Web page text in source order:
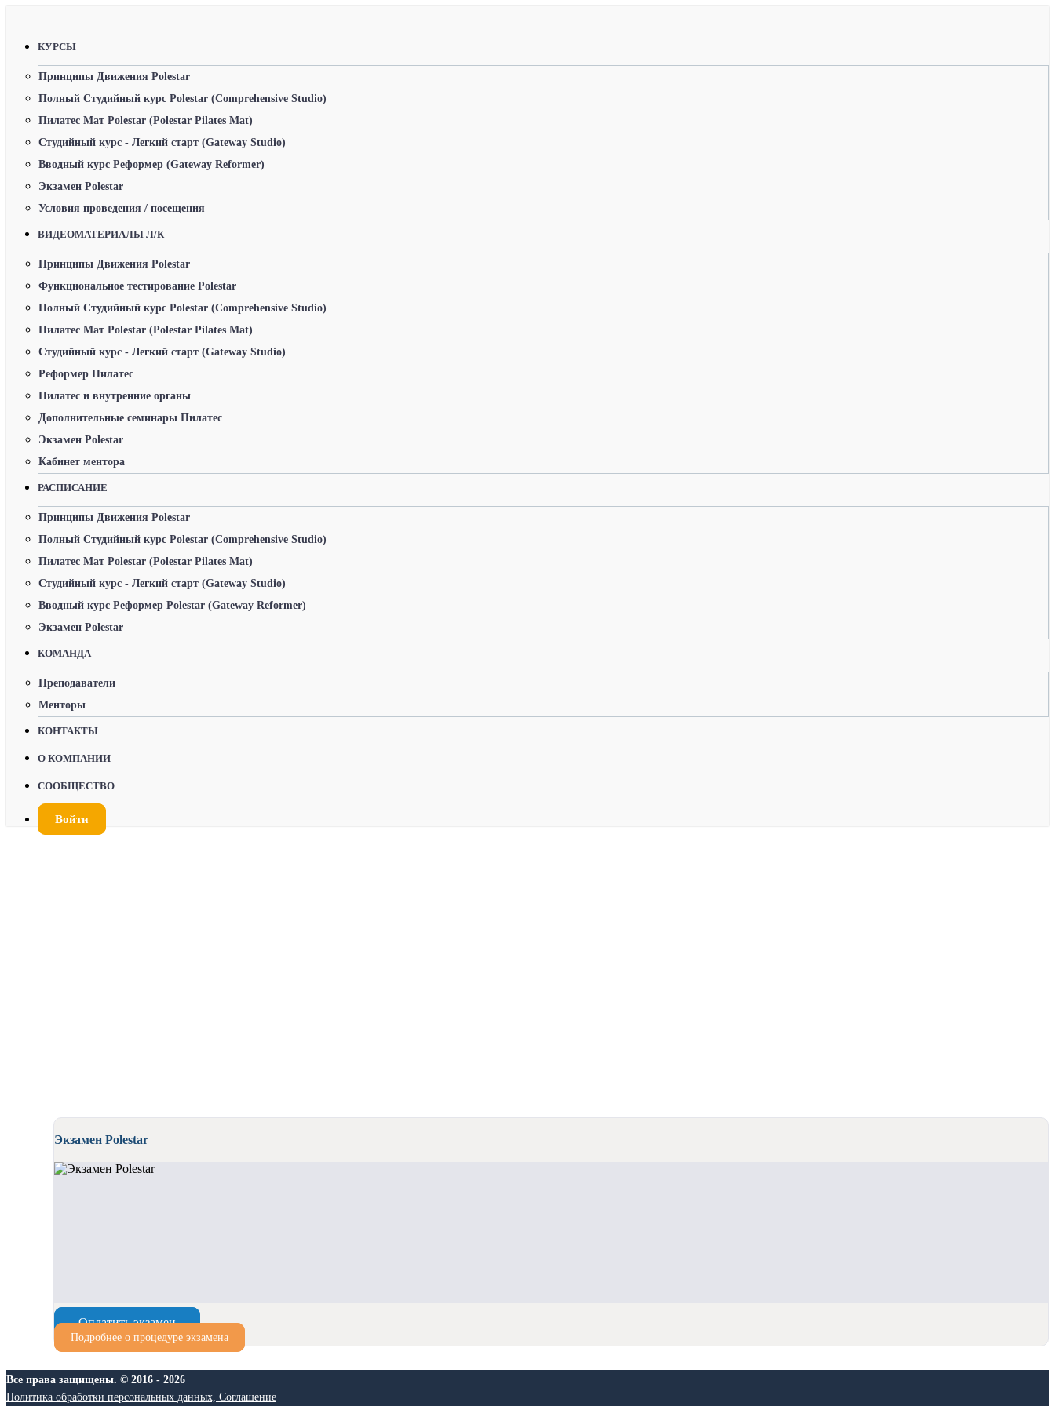
КУРСЫ
Принципы Движения Polestar
Полный Студийный курс Polestar (Comprehensive Studio)
Пилатес Мат Polestar (Polestar Pilates Mat)
Студийный курс - Легкий старт (Gateway Studio)
Вводный курс Реформер (Gateway Reformer)
Экзамен Polestar
Условия проведения / посещения
ВИДЕОМАТЕРИАЛЫ Л/К
Принципы Движения Polestar
Функциональное тестирование Polestar
Полный Студийный курс Polestar (Comprehensive Studio)
Пилатес Мат Polestar (Polestar Pilates Mat)
Студийный курс - Легкий старт (Gateway Studio)
Реформер Пилатес
Пилатес и внутренние органы
Дополнительные семинары Пилатес
Экзамен Polestar
Кабинет ментора
РАСПИСАНИЕ
Принципы Движения Polestar
Полный Студийный курс Polestar (Comprehensive Studio)
Пилатес Мат Polestar (Polestar Pilates Mat)
Студийный курс - Легкий старт (Gateway Studio)
Вводный курс Реформер Polestar (Gateway Reformer)
Экзамен Polestar
КОМАНДА
Преподаватели
Менторы
КОНТАКТЫ
О КОМПАНИИ
СООБЩЕСТВО
Войти
Экзамен Polestar
Оплатить экзамен
Подробнее о процедуре экзамена
Все права защищены. © 2016 - 2026
Политика обработки персональных данных, Соглашение